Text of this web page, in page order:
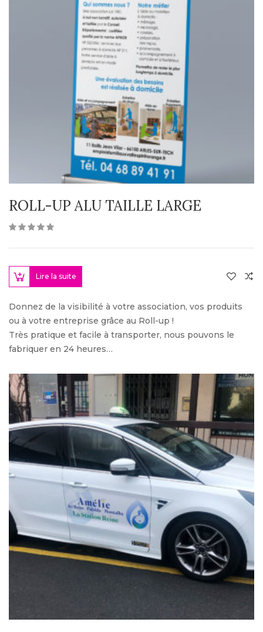
ROLL-UP ALU TAILLE LARGE
Lire la suite
Donnez de la visibilité à votre association, vos produits
ou à votre entreprise grâce au Roll-up !
Très pratique et facile à transporter, nous pouvons le
fabriquer en 24 heures…